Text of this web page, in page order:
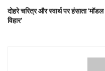
दोहरे चरित्र और स्वार्थ पर हंसाता ’मॉडल
विहार’